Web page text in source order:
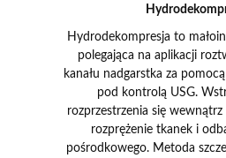
Hydrodekompresja to
polegająca na aplikacji
kanału nadgarstka za
pod kontrolą USG.
rozprzestrzenia się
rozprężenie tkanek i
pośrodkowego. Metoda